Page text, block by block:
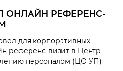
ОНЛАЙН РЕФЕРЕНС-
для корпоративных
референс-визит в Центр
персоналом (ЦО УП)